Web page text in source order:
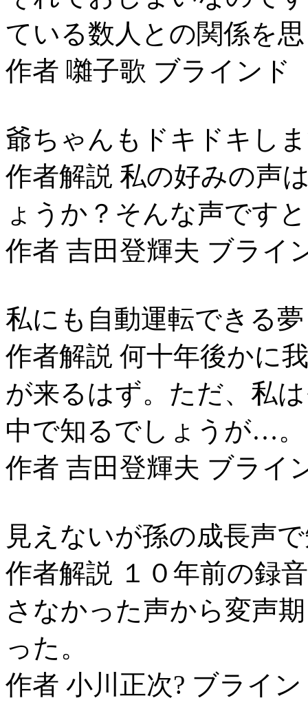
ている数人との関係を
作者 囃子歌 ブラインド
爺ちゃんもドキドキし
作者解説 私の好みの声
ょうか？そんな声です
作者 吉田登輝夫 ブライ
私にも自動運転できる夢
作者解説 何十年後かに
が来るはず。ただ、私
中で知るでしょうが…。
作者 吉田登輝夫 ブライ
見えないが孫の成長声
作者解説 １０年前の録
さなかった声から変声
った。
作者 小川正次? ブライ